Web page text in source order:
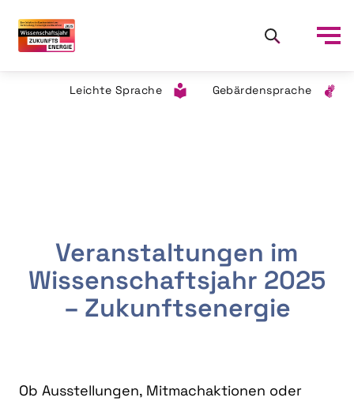
Leichte Sprache Gebärdensprache
Veranstaltungen im
Wissenschaftsjahr 2025
– Zukunftsenergie
Ob Ausstellungen, Mitmachaktionen oder